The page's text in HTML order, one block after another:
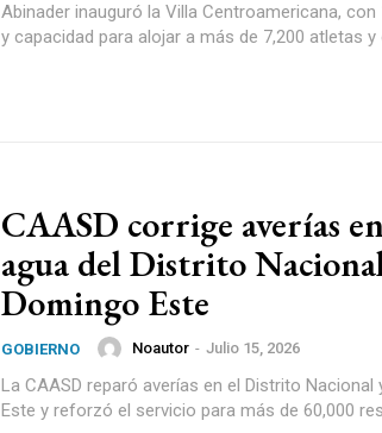
Abinader inauguró la Villa Centroamericana,
y capacidad para alojar a más de 7,200 atletas y
CAASD corrige averías
agua del Distrito
Domingo Este
GOBIERNO Noautor - Julio 15, 2026
La CAASD reparó averías en el Distrito Nacional
Este y reforzó el servicio para más de 60,000